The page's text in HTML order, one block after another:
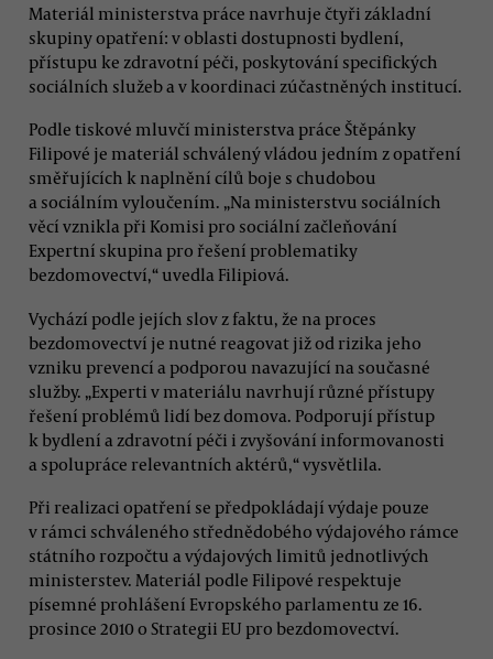
Materiál ministerstva práce navrhuje čtyři základní
skupiny opatření: v oblasti dostupnosti bydlení,
přístupu ke zdravotní péči, poskytování specifických
sociálních služeb a v koordinaci zúčastněných institucí.
Podle tiskové mluvčí ministerstva práce Štěpánky
Filipové je materiál schválený vládou jedním z opatření
směřujících k naplnění cílů boje s chudobou
a sociálním vyloučením. „Na ministerstvu sociálních
věcí vznikla při Komisi pro sociální začleňování
Expertní skupina pro řešení problematiky
bezdomovectví,“ uvedla Filipiová.
Vychází podle jejích slov z faktu, že na proces
bezdomovectví je nutné reagovat již od rizika jeho
vzniku prevencí a podporou navazující na současné
služby. „Experti v materiálu navrhují různé přístupy
řešení problémů lidí bez domova. Podporují přístup
k bydlení a zdravotní péči i zvyšování informovanosti
a spolupráce relevantních aktérů,“ vysvětlila.
Při realizaci opatření se předpokládají výdaje pouze
v rámci schváleného střednědobého výdajového rámce
státního rozpočtu a výdajových limitů jednotlivých
ministerstev. Materiál podle Filipové respektuje
písemné prohlášení Evropského parlamentu ze 16.
prosince 2010 o Strategii EU pro bezdomovectví.